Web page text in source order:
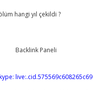
hangi yıl çekildi ?
live:.cid.575569c608265c69